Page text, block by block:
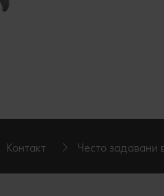
Контакт Често задавани